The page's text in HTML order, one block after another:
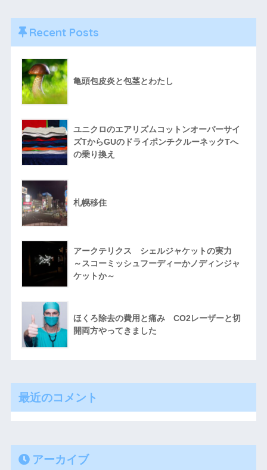
Recent Posts
亀頭包皮炎と包茎とわたし
ユニクロのエアリズムコットンオーバーサイ
ズTからGUのドライポンチクルーネックTへ
の乗り換え
札幌移住
アークテリクス シェルジャケットの実力
～スコーミッシュフーディーかノディンジャ
ケットか～
ほくろ除去の費用と痛み CO2レーザーと切
開両方やってきました
最近のコメント
アーカイブ